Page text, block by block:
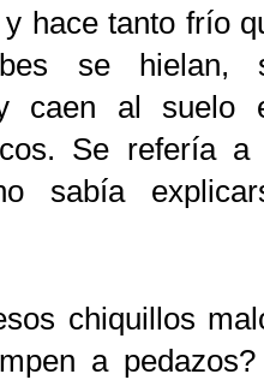
hace tanto frío
se hielan,
caen al suelo
Se refería a
sabía
chiquillos
a